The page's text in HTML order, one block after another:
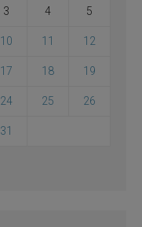
3 4 5
10 11 12
17 18 19
24 25 26
31